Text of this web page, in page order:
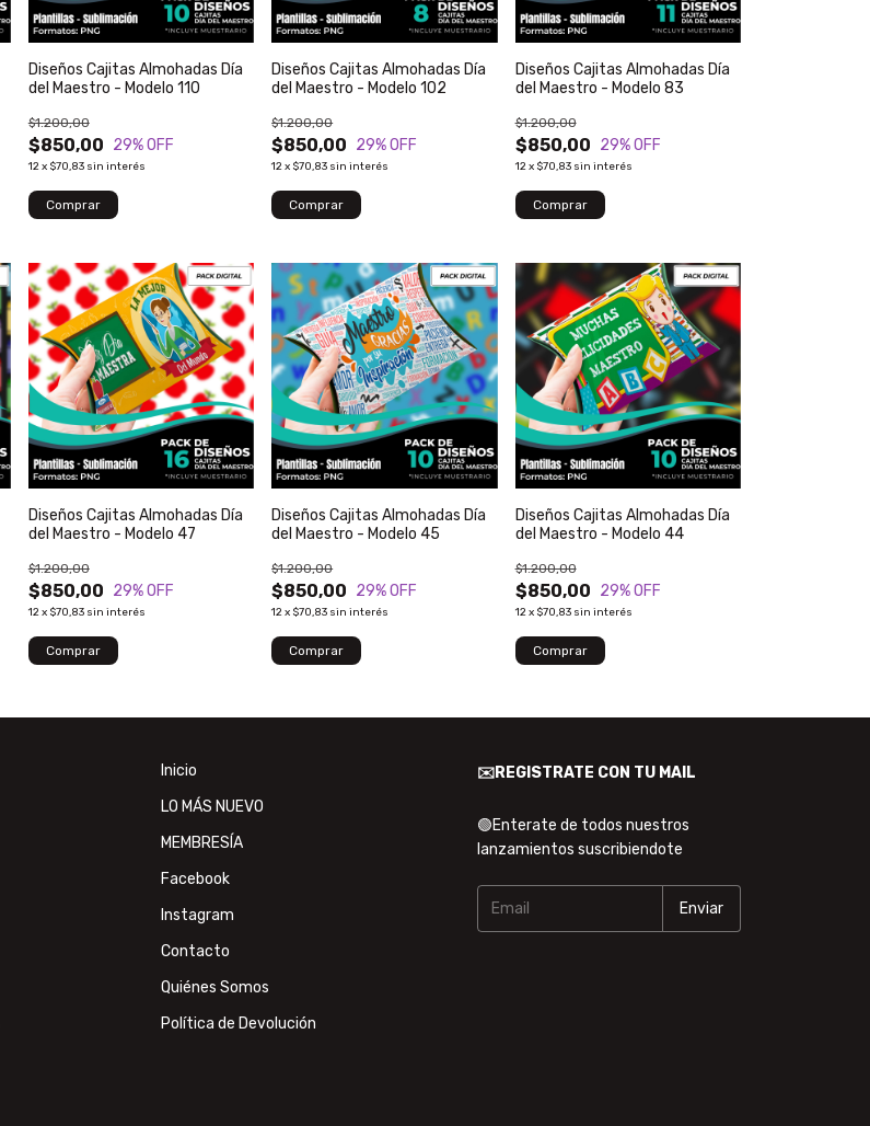
Diseños Cajitas Almohadas Día
del Maestro - Modelo 110
$850,00
$1.200,00
29% OFF
12x $70,83 sin interés
Diseños Cajitas Almohadas Día
del Maestro - Modelo 102
$850,00
$1.200,00
29% OFF
12x $70,83 sin interés
Diseños Cajitas Almohadas Día
del Maestro - Modelo 83
$850,00
$1.200,00
29% OFF
12 x $70,83 sin interés
Diseños Cajitas Almohadas Día
del Maestro - Modelo 47
$850,00
$1.200,00
29% OFF
12x $70,83 sin interés
Diseños Cajitas Almohadas Día
del Maestro - Modelo 45
$850,00
$1.200,00
29% OFF
12x $70,83 sin interés
Diseños Cajitas Almohadas Día
del Maestro - Modelo 44
$850,00
$1.200,00
29% OFF
12 x $70,83 sin interés
Inicio
LO MÁS NUEVO
MEMBRESÍA
Facebook
Instagram
Contacto
Quiénes Somos
Política de Devolución
✉️REGISTRATE CON TU MAIL
🟢Enterate de todos nuestros
lanzamientos suscribiendote